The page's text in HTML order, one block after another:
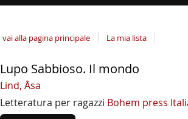
vai alla pagina principale La mia lista
Lupo Sabbioso. Il mondo
Lind, Åsa
Letteratura per ragazzi Bohem press